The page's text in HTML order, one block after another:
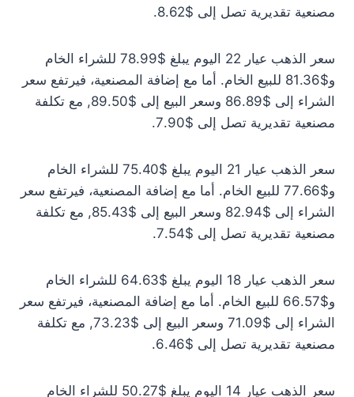
مصنعية تقديرية تصل إلى $8.62.
سعر الذهب عيار 22 اليوم يبلغ $78.99 للشراء الخام
و$81.36 للبيع الخام. أما مع إضافة المصنعية، فيرتفع سعر
الشراء إلى $86.89 وسعر البيع إلى $89.50, مع تكلفة
مصنعية تقديرية تصل إلى $7.90.
سعر الذهب عيار 21 اليوم يبلغ $75.40 للشراء الخام
و$77.66 للبيع الخام. أما مع إضافة المصنعية، فيرتفع سعر
الشراء إلى $82.94 وسعر البيع إلى $85.43, مع تكلفة
مصنعية تقديرية تصل إلى $7.54.
سعر الذهب عيار 18 اليوم يبلغ $64.63 للشراء الخام
و$66.57 للبيع الخام. أما مع إضافة المصنعية، فيرتفع سعر
الشراء إلى $71.09 وسعر البيع إلى $73.23, مع تكلفة
مصنعية تقديرية تصل إلى $6.46.
سعر الذهب عيار 14 اليوم يبلغ $50.27 للشراء الخام